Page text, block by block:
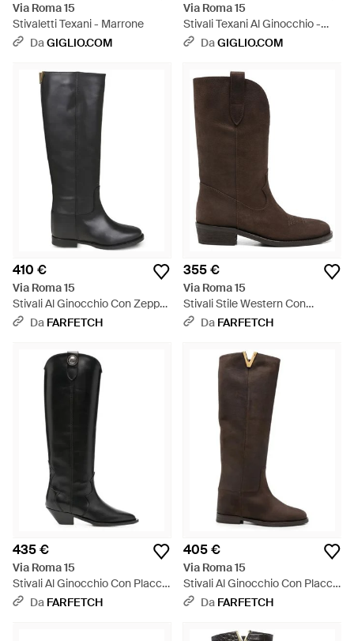
Via Roma 15
Stivaletti Texani - Marrone
DaGIGLIO.COM
Via Roma 15
Stivali Texani Al Ginocchio -
Marrone
DaGIGLIO.COM
410 €
Via Roma 15
Stivali Al Ginocchio Con Zeppa
- Nero
Da FARFETCH
355 €
Via Roma 15
Stivali Stile Western Con
Ricamo - Marrone
Da FARFETCH
435 €
Via Roma 15
Stivali Al Ginocchio Con Placca
Logo - Nero
Da FARFETCH
405 €
Via Roma 15
Stivali Al Ginocchio Con Placca
V - Marrone
Da FARFETCH